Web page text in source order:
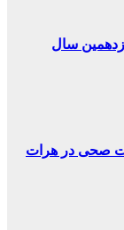
یازدهمین سال
صحی در هرات